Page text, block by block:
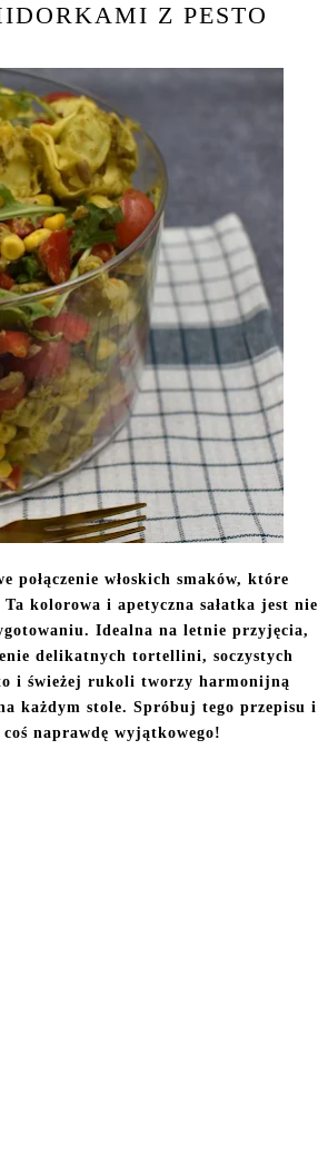
Z PESTO
włoskich smaków, które
kolorowa i apetyczna sałatka jest nie
Idealna na letnie przyjęcia,
delikatnych tortellini, soczystych
i świeżej rukoli tworzy harmonijną
każdym stole. Spróbuj tego przepisu i
naprawdę wyjątkowego!